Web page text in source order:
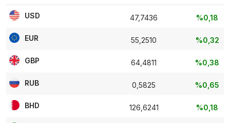
USD 47,7436 %0,18
EUR 55,2510 %0,32
GBP 64,4811 %0,38
RUB 0,5825 %0,65
BHD 126,6241 %0,18